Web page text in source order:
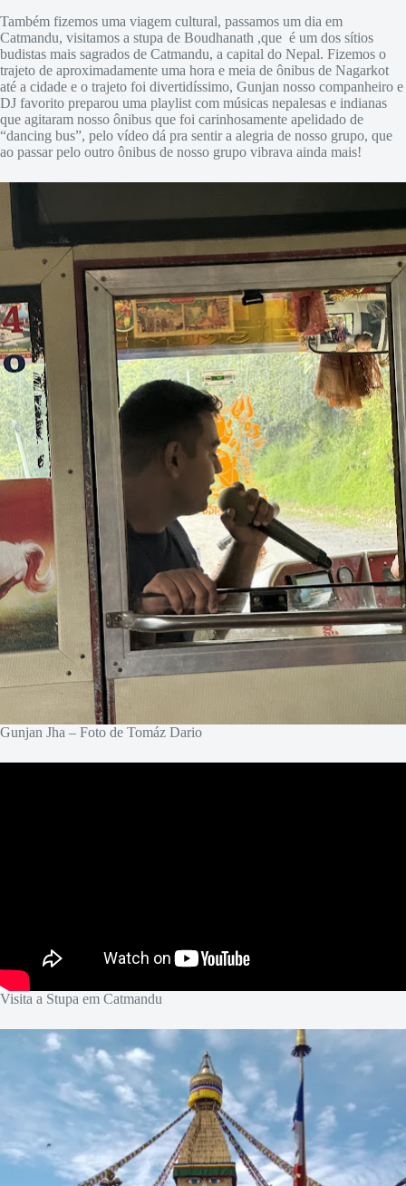
Também fizemos uma viagem cultural, passamos um dia em
Catmandu, visitamos a stupa de Boudhanath ,que é um dos sítios
budistas mais sagrados de Catmandu, a capital do Nepal. Fizemos o
trajeto de aproximadamente uma hora e meia de ônibus de Nagarkot
até a cidade e o trajeto foi divertidíssimo, Gunjan nosso companheiro e
DJ favorito preparou uma playlist com músicas nepalesas e indianas
que agitaram nosso ônibus que foi carinhosamente apelidado de
“dancing bus”, pelo vídeo dá pra sentir a alegria de nosso grupo, que
ao passar pelo outro ônibus de nosso grupo vibrava ainda mais!
Gunjan Jha – Foto de Tomáz Dario
Visita a Stupa em Catmandu